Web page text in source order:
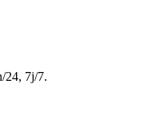
24, 7j/7.